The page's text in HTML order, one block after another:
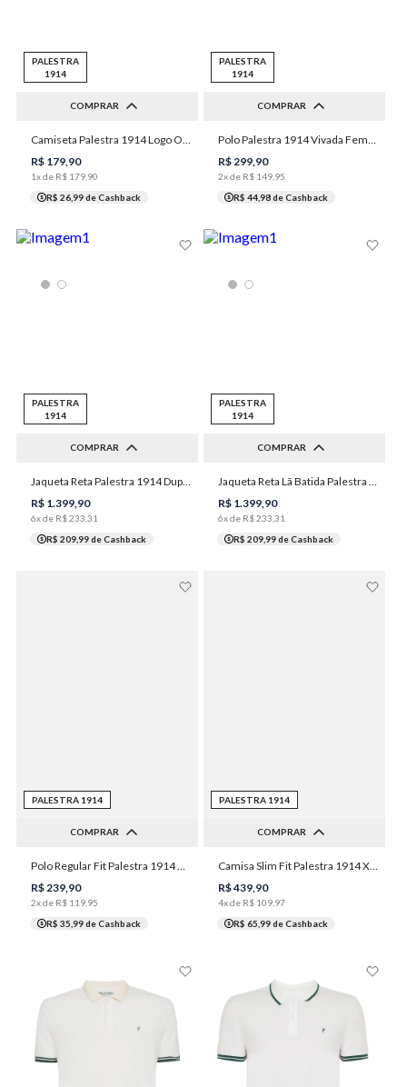
PALESTRA
1914
COMPRAR
XGG 1XGG
2XGG
Camiseta Palestra 1914 Logo Origens Masculina Individual
R$ 179,90
1x de R$ 179 90
R$ 26,99de Cashback
PALESTRA
1914
COMPRAR
PP P M G GG
Polo Palestra 1914 Vivada Feminina Individual
R$299,90
2x de R$ 149 95
R$ 44,98de Cashback
PALESTRA
1914
COMPRAR
P M G GG
XGG
Jaqueta Reta Palestra 1914 Dupla Face Masculina Individual
R$ 1.399,90
6x de R$233 31
R$ 209,99de Cashback
PALESTRA
1914
COMPRAR
P M G GG
XGG
Jaqueta Reta Lã Batida Palestra 1914 Masculina Individual
R$ 1.399,90
6x de R$233 31
R$ 209,99de Cashback
PALESTRA 1914
COMPRAR
P G GG XGG
R$ 239 90
2x de R$ 119 95
R$ 35,99de Cashback
PALESTRA 1914
COMPRAR
1 2 3 4 5
R$439 90
4x de R$ 109 97
R$ 65,99de Cashback